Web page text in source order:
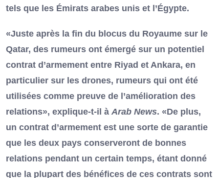
tels que les Émirats arabes unis et l’Égypte.
«Juste après la fin du blocus du Royaume sur le
Qatar, des rumeurs ont émergé sur un potentiel
contrat d’armement entre Riyad et Ankara, en
particulier sur les drones, rumeurs qui ont été
utilisées comme preuve de l’amélioration des
relations», explique-t-il à Arab News. «De plus,
un contrat d’armement est une sorte de garantie
que les deux pays conserveront de bonnes
relations pendant un certain temps, étant donné
que la plupart des bénéfices de ces contrats sont